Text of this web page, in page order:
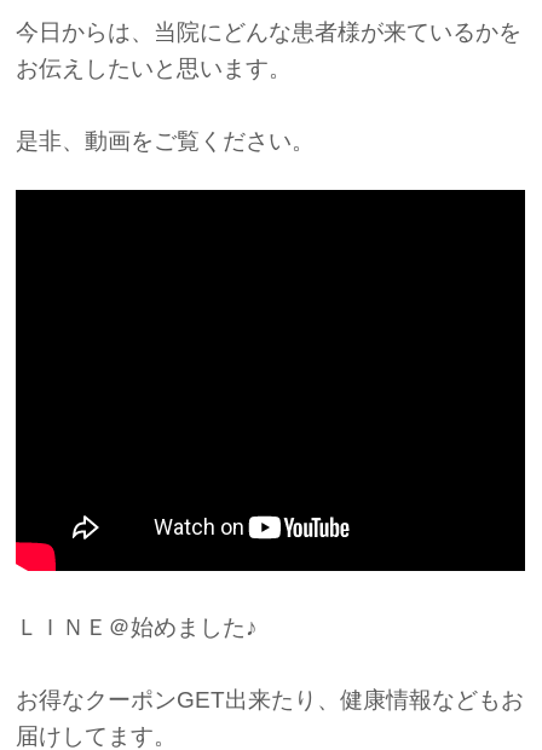
今日からは、当院にどんな患者様が来ているかを
お伝えしたいと思います。
是非、動画をご覧ください。
ＬＩＮＥ＠始めました♪
お得なクーポンGET出来たり、健康情報などもお
届けしてます。